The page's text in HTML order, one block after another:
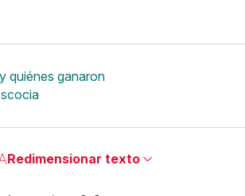
quiénes ganaron
Redimensionar texto